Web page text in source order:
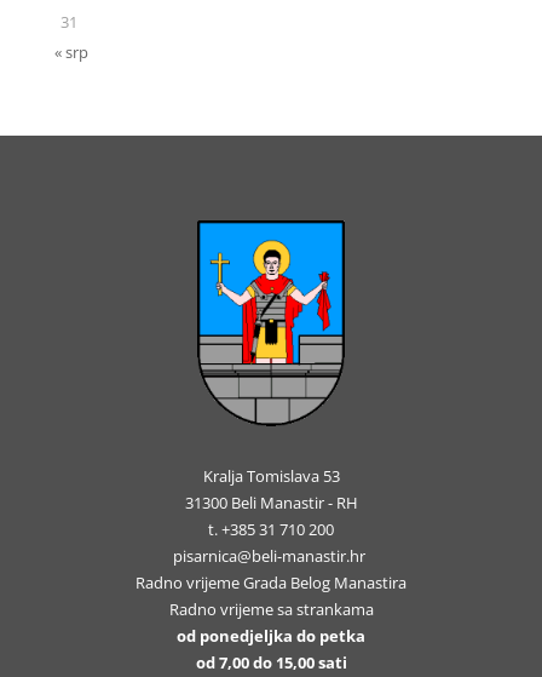
31
« srp
Kralja Tomislava 53
31300 Beli Manastir - RH
t. +385 31 710 200
pisarnica@beli-manastir.hr
Radno vrijeme Grada Belog Manastira
Radno vrijeme sa strankama
od ponedjeljka do petka
od 7,00 do 15,00 sati